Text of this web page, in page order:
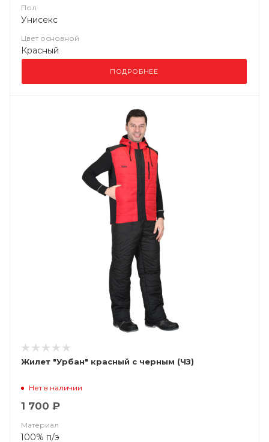
Пол
Унисекс
Цвет основной
Красный
ПОДРОБНЕЕ
Жилет "Урбан" красный с черным (ЧЗ)
Нет в наличии
1 700 ₽
Материал
100% п/э